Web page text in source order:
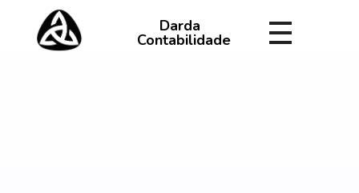
Darda
Contabilidade